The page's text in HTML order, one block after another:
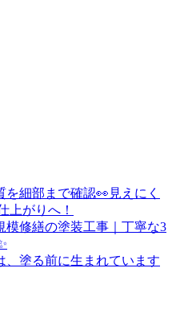
を細部まで確認👀見えにく
上がりへ！
模修繕の塗装工事｜丁寧な3
、塗る前に生まれています